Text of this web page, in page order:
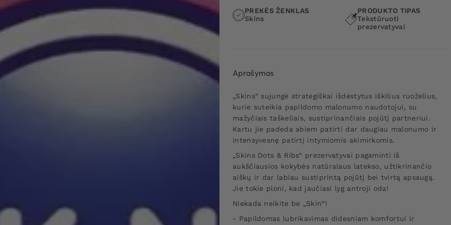
PREKĖS ŽENKLAS
Skins
PRODUKTO TIPAS
Tekstūruoti
prezervatyvai
Aprašymas
„Skins“ sujungė strategiškai išdėstytus iškilius ruoželius,
kurie suteikia papildomo malonumo naudotojui, su
mažyčiais taškeliais, sustiprinančiais pojūtį partneriui.
Kartu jie padeda abiem patirti dar daugiau malonumo ir
intensyvesnę patirtį intymiomis akimirkomis.
„Skins Dots & Ribs“ prezervatyvai pagaminti iš
aukščiausios kokybės natūralaus latekso, užtikrinančio
aiškų ir dar labiau sustiprintą pojūtį bei tvirtą apsaugą.
Jie tokie ploni, kad jaučiasi lyg antroji oda!
Niekada neikite be „Skin“!
- Papildomas lubrikavimas didesniam komfortui ir